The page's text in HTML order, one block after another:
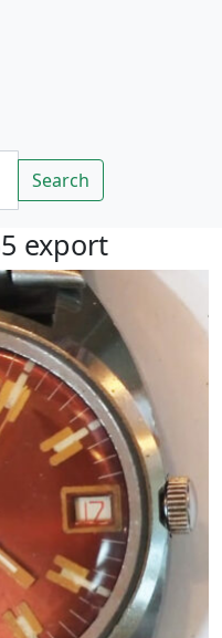
Rechercher
Search
export